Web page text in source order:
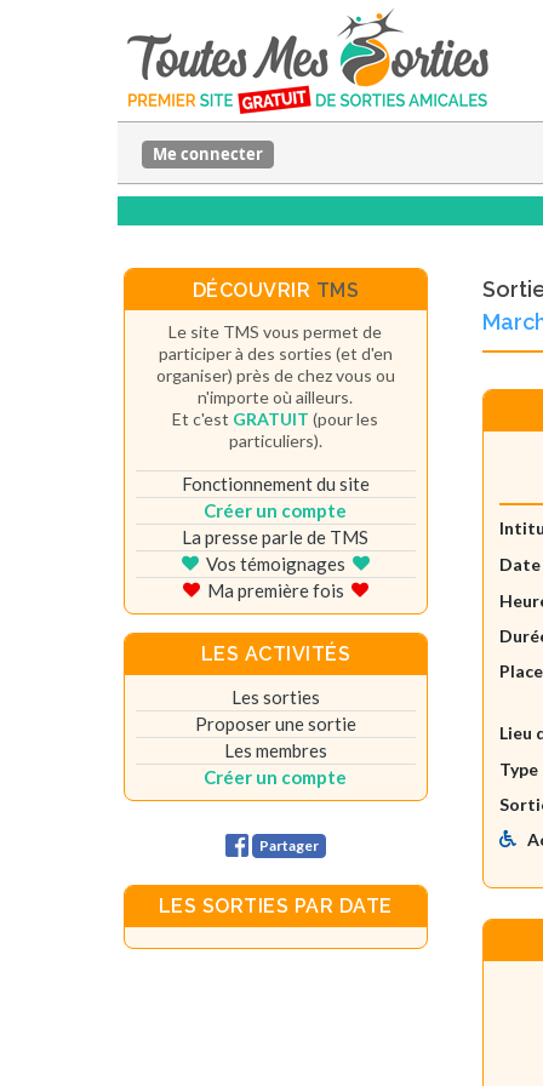
Me connecter
Date
Lieu
DÉCOUVRIR TMS
Le site TMS vous permet de
participer à des sorties (et d'en
organiser) près de chez vous ou
n'importe où ailleurs.
Et c'est GRATUIT (pour les
particuliers).
Fonctionnement du site
Créer un compte
La presse parle de TMS
Vos témoignages
Ma première fois
LES ACTIVITÉS
Les sorties
Proposer une sortie
Les membres
Créer un compte
Partager
LES SORTIES PAR DATE